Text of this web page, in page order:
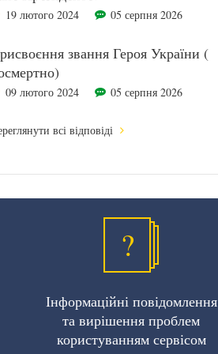
19 лютого 2024 05 серпня 2026
звання Героя України (
09 лютого 2024 05 серпня 2026
всі відповіді
?
Інформаційні повідомлення
та вирішення проблем
користуванням сервісом